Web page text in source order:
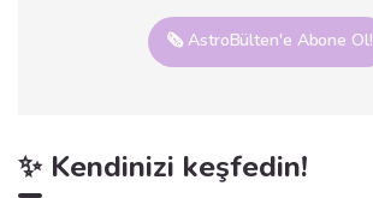
🗞️ AstroBülten'e Abone Ol!
✨ Kendinizi keşfedin!